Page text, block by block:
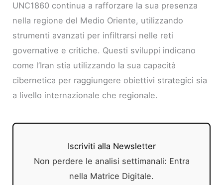
UNC1860 continua a rafforzare la sua presenza
nella regione del Medio Oriente, utilizzando
strumenti avanzati per infiltrarsi nelle reti
governative e critiche. Questi sviluppi indicano
come l’Iran stia utilizzando la sua capacità
cibernetica per raggiungere obiettivi strategici sia
a livello internazionale che regionale.
Iscriviti alla Newsletter
Non perdere le analisi settimanali: Entra
nella Matrice Digitale.